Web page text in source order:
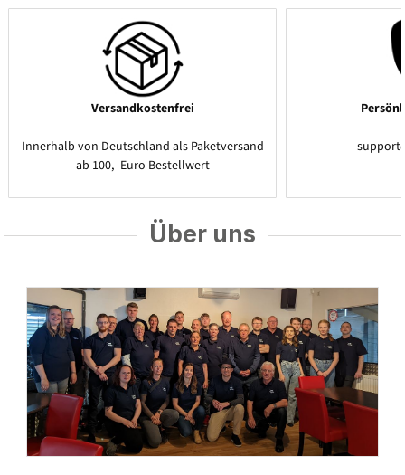
Versandkostenfrei
Innerhalb von Deutschland als Paketversand
ab 100,- Euro Bestellwert
Über uns